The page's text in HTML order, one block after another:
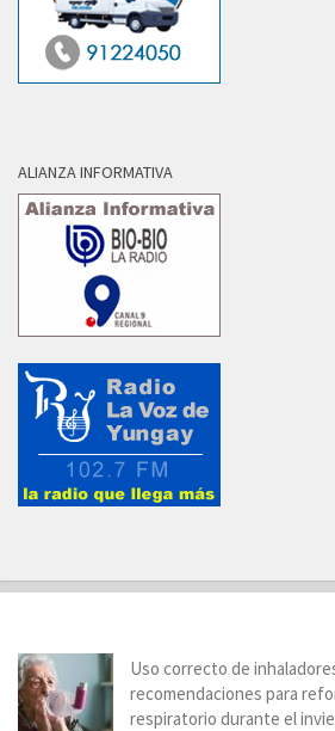
ALIANZA INFORMATIVA
Uso correcto de
recomendaciones para
respiratorio durante el